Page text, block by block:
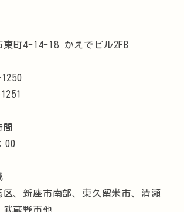
東町4-14-18 かえでビル2FB
00
区、新座市南部、東久留米市、清瀬
武蔵野市他